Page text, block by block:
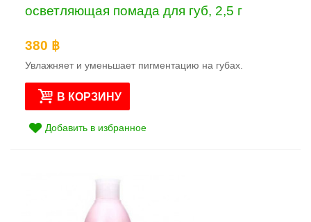
осветляющая помада для губ, 2,5 г
380 ฿
Увлажняет и уменьшает пигментацию на губах.
В КОРЗИНУ
Добавить в избранное